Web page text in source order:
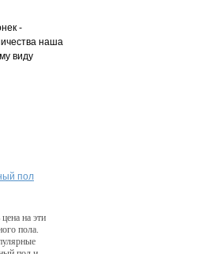
-
наша
виду
пол
на эти
пола.